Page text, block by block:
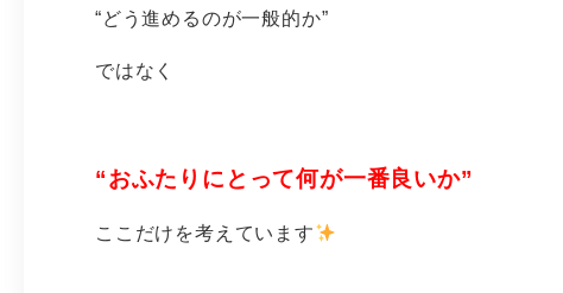
“どう進めるのが一般的か”
ではなく
“おふたりにとって何が一番良いか”
ここだけを考えています